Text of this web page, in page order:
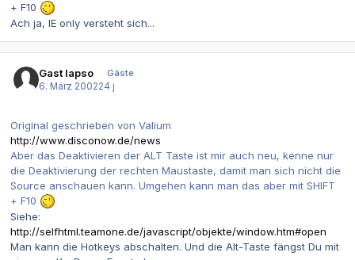
+ F10
Ach ja, IE only versteht sich...
Gast lapso
Gäste
6. März 200224 j
Original geschrieben von Valium
http://www.disconow.de/news
Aber das Deaktivieren der ALT Taste ist mir auch neu, kenne nur
die Deaktivierung der rechten Maustaste, damit man sich nicht die
Source anschauen kann. Umgehen kann man das aber mit SHIFT
+ F10
Siehe:
http://selfhtml.teamone.de/javascript/objekte/window.htm#open
Man kann die Hotkeys abschalten. Und die Alt-Taste fängst Du mit